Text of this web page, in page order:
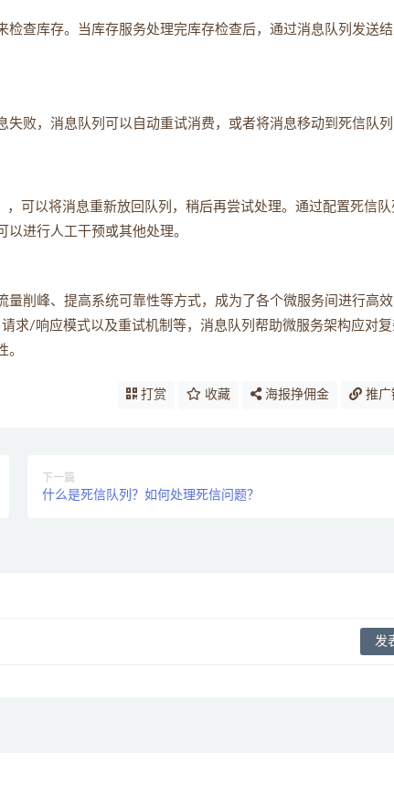
检查库存。当库存服务处理完库存检查后，通过消息队列发送
败，消息队列可以自动重试消费，或者将消息移动到死信队列
可以将消息重新放回队列，稍后再尝试处理。通过配置死信队
以进行人工干预或其他处理。
削峰、提高系统可靠性等方式，成为了各个微服务间进行高
求/响应模式以及重试机制等，消息队列帮助微服务架构应对复
。
打赏 收藏 海报挣佣金 推广
下一篇
什么是死信队列？如何处理死信问题？